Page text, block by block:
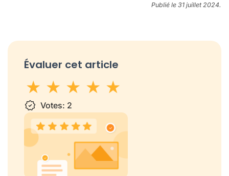
Publié le 31 juillet 2024.
Évaluer cet article
1 star2 stars
3 stars
4 stars5 stars
Votes: 2